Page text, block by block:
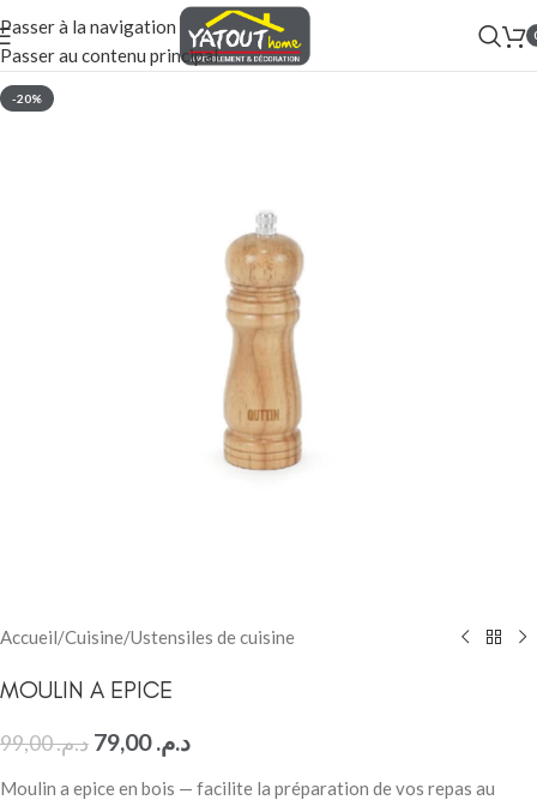
Passer à la navigation
Passer au contenu principal
-20%
Accueil/Cuisine/Ustensiles de cuisine
MOULIN A EPICE
د.م.99,00 د.م.79,00
Moulin a epice en bois — facilite la préparation de vos repas au